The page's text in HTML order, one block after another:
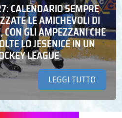
CALENDARIO SEMPRE
LE AMICHEVOLI DI
CON GLI AMPEZZANI CHE
LO JESENICE IN UN
LEAGUE
LEGGI TUTTO